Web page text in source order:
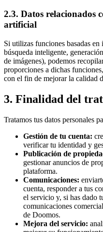
2.3. Datos relacionados
artificial
Si utilizas funciones basadas
búsqueda inteligente,
de imágenes), podemos
proporciones a dichas
con el fin de mejorar la calidad
3. Finalidad del
Tratamos tus datos personales
Gestión de tu cuenta:
verificar tu identidad y
Publicación de
gestionar anuncios de
plataforma.
Comunicaciones:
cuenta, responder a tus
el servicio y, si has dado
comunicaciones
de Doomos.
Mejora del servicio: